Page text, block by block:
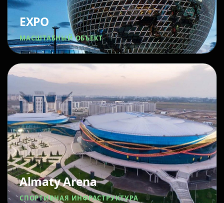
EXPO
МАСШТАБНЫЙ ОБЪЕКТ
Almaty Arena
СПОРТИВНАЯ ИНФРАСТРУКТУРА